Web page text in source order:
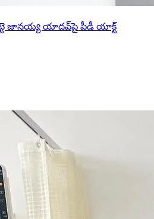
వట్టె జానయ్య యాదవ్‌పై పీడీ యాక్ట్